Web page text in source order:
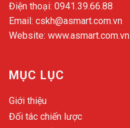
Điện thoại: 0941.39.66.88
Email: cskh@asmart.com.vn
Website: www.asmart.com.vn
MỤC LỤC
Giới thiệu
Đối tác chiến lược